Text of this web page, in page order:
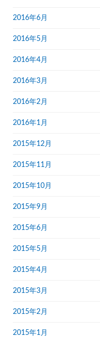
2016年6月
2016年5月
2016年4月
2016年3月
2016年2月
2016年1月
2015年12月
2015年11月
2015年10月
2015年9月
2015年6月
2015年5月
2015年4月
2015年3月
2015年2月
2015年1月